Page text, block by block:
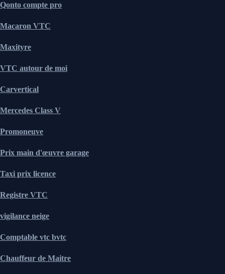
Qonto compte pro
Macaron VTC
Maxityre
VTC autour de moi
Carvertical
Mercedes Class V
Promoneuve
Prix main d'œuvre garage
Taxi prix licence
Registre VTC
vigilance neige
Comptable vtc bvtc
Chauffeur de Maitre